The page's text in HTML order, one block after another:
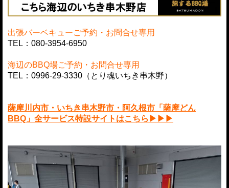
出張バーベキューご予約・お問合せ専用
TEL：080-3954-6950
海辺のBBQ場ご予約・お問合せ専用
TEL：0996-29-3330（とり魂いちき串木野）
薩摩川内市・いちき串木野市・阿久根市「薩摩どん
BBQ」全サービス特設サイトはこちら▶▶▶